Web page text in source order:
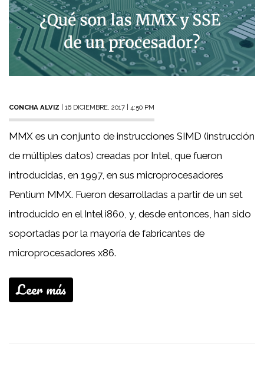
CONCHA ALVIZ | 16 DICIEMBRE, 2017 | 4:50 PM
MMX es un conjunto de instrucciones SIMD (instrucción
de múltiples datos) creadas por Intel, que fueron
introducidas, en 1997, en sus microprocesadores
Pentium MMX. Fueron desarrolladas a partir de un set
introducido en el Intel i860, y, desde entonces, han sido
soportadas por la mayoría de fabricantes de
microprocesadores x86.
Leer más